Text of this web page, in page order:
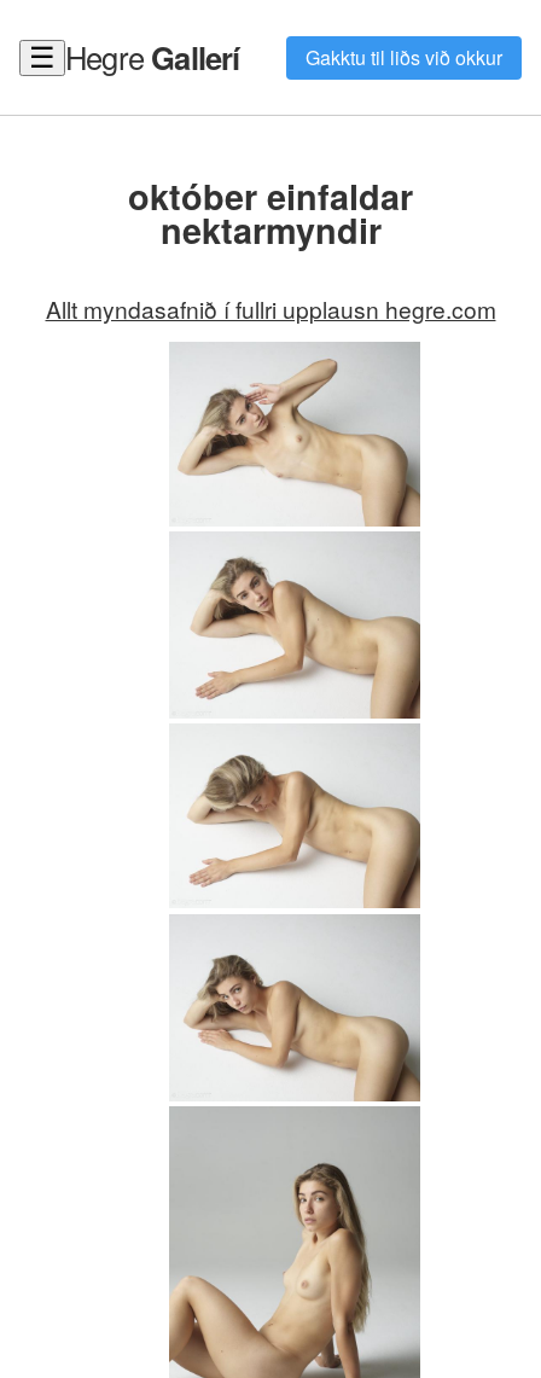
☰ HegreGallerí Gakktu til liðs við okkur
október einfaldar
nektarmyndir
Allt myndasafnið í fullri upplausn hegre.com